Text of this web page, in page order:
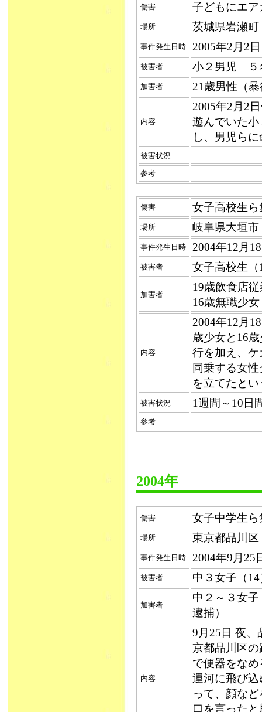
傷害 子どもにエア
場所 茨城県岩瀬町
事件発生日時 2005年2月2
被害者 小２男児 ５
加害者 21歳男性（
内容
2005年2月2
遊んでいた
し、男児ら
被害状況
参考
傷害 女子高校生ら
場所 岐阜県大垣市
事件発生日時 2004年12月
被害者 女子高校生（
加害者
19歳飲食店
16歳無職少
内容
2004年12月
歳少女と16
行を加え、
同乗する女
を立てたとい
被害状況 1週間～10日
参考
2004年
傷害 女子中学生ら
場所 東京都品川区
事件発生日時 2004年9月
被害者 中３女子（14
加害者
中２～３女
逮捕）
内容
9月25日 夜、
京都品川区
で便器をな
運河に飛び
って、顔な
口を言った